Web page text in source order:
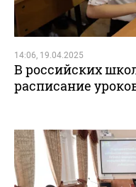
14:06, 19.04.2025
В российских
расписание